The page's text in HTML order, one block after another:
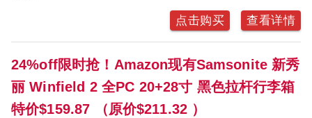
点击购买 查看详情
24%off限时抢！Amazon现有Samsonite 新秀
丽 Winfield 2 全PC 20+28寸 黑色拉杆行李箱
特价$159.87 （原价$211.32 ）